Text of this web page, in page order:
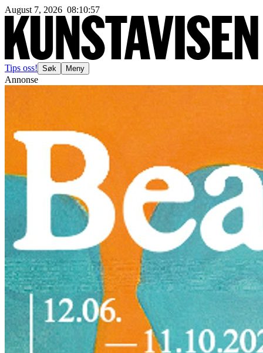
August 7, 2026 08:10:59
Tips oss! Søk Meny
Annonse